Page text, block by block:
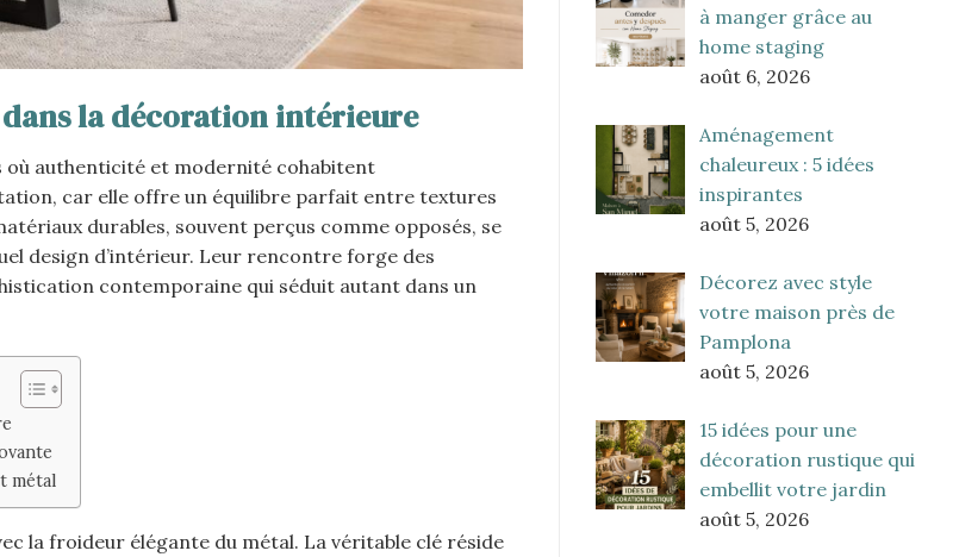
la décoration intérieure
où authenticité et modernité cohabitent
car elle offre un équilibre parfait entre textures
durables, souvent perçus comme opposés, se
design d’intérieur. Leur rencontre forge des
contemporaine qui séduit autant dans un
métal
la froideur élégante du métal. La véritable clé réside
à manger grâce au
home staging
août 6, 2026
Aménagement
chaleureux : 5 idées
inspirantes
août 5, 2026
Décorez avec style
votre maison près de
Pamplona
août 5, 2026
15 idées pour une
décoration rustique qui
embellit votre jardin
août 5, 2026